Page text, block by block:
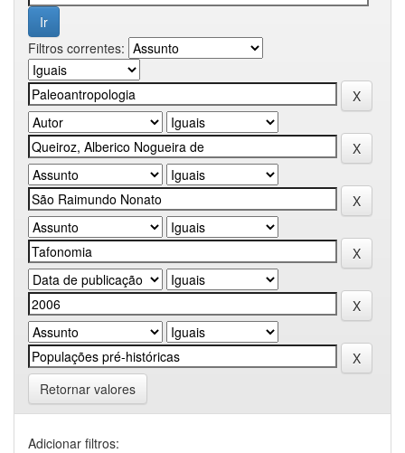
Filtros correntes:
Retornar valores
Adicionar filtros: